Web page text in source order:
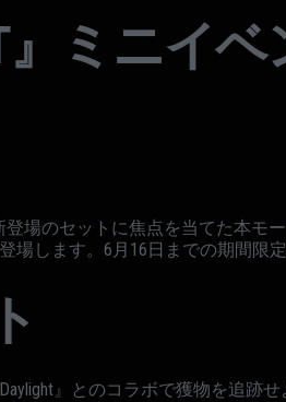
』ミニイ
場のセットに焦点を当てた本モー
します。6月16日までの期間限定
』とのコラボで獲物を追跡せ